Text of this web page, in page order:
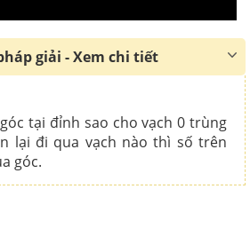
giải - Xem chi tiết
tại đỉnh sao cho vạch 0 trùng
lại đi qua vạch nào thì số trên
góc.